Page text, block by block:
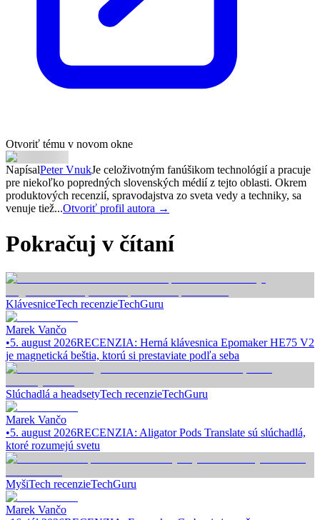
Otvoriť tému v novom okne
NapísalPeter VnukJe celoživotným fanúšikom technológií a pracuje
pre niekoľko popredných slovenských médií z tejto oblasti. Okrem
produktových recenzií, spravodajstva zo sveta vedy a techniky, sa
venuje tiež...Otvoriť profil autora →
Pokračuj v čítaní
KlávesniceTech recenzieTechGuru
Marek Vančo
•5. august 2026RECENZIA: Herná klávesnica Epomaker HE75 V2
je magnetická beštia, ktorú si prestaviate podľa seba
Slúchadlá a headsetyTech recenzieTechGuru
Marek Vančo
•5. august 2026RECENZIA: Aligator Pods Translate sú slúchadlá,
ktoré rozumejú svetu
MyšiTech recenzieTechGuru
Marek Vančo